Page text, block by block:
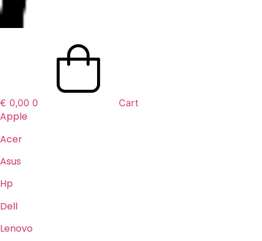
€ 0,00 0 Cart
Apple
Acer
Asus
Hp
Dell
Lenovo